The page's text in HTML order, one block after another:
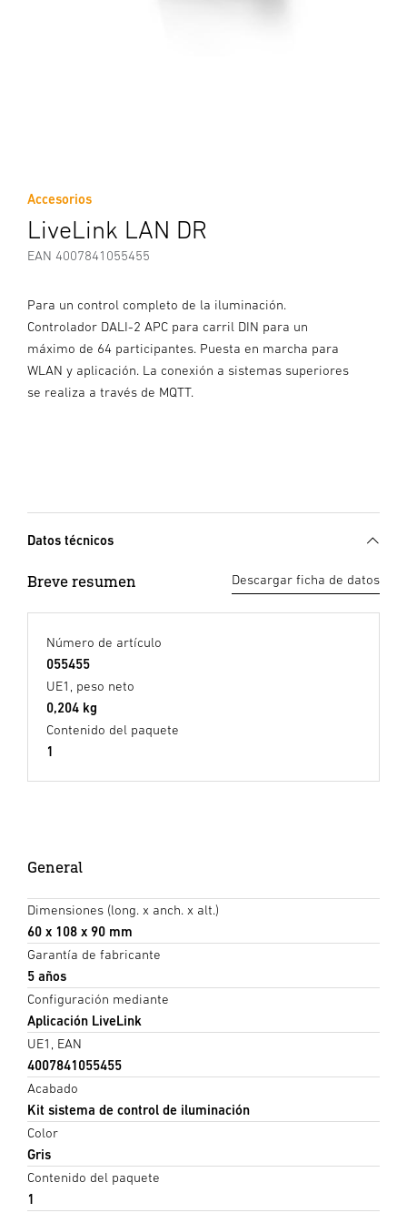
Accesorios
LiveLink LAN DR
EAN 4007841055455
Para un control completo de la iluminación.
Controlador DALI-2 APC para carril DIN para un
máximo de 64 participantes. Puesta en marcha para
WLAN y aplicación. La conexión a sistemas superiores
se realiza a través de MQTT.
Datos técnicos
Breve resumen Descargar ficha de datos
Número de artículo
055455
UE1, peso neto
0,204 kg
Contenido del paquete
1
General
Dimensiones (long. x anch. x alt.)
60 x 108 x 90 mm
Garantía de fabricante
5 años
Configuración mediante
Aplicación LiveLink
UE1, EAN
4007841055455
Acabado
Kit sistema de control de iluminación
Color
Gris
Contenido del paquete
1